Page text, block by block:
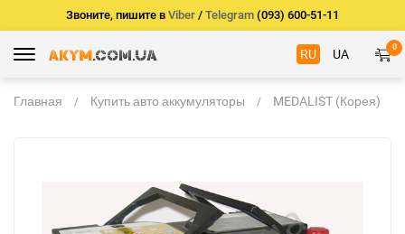
Звоните, пишите в Viber / Telegram (093) 600-51-11
RU UA 0
Главная Купить авто аккумуляторы MEDALIST (Корея)